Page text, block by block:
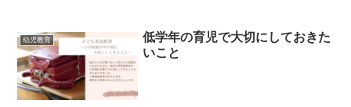
幼児教育
低学年の育児で大切にしておきた
いこと